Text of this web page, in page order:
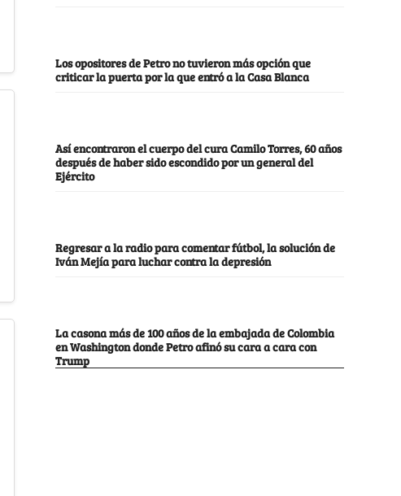
Los opositores de Petro no tuvieron más opción que
criticar la puerta por la que entró a la Casa Blanca
Así encontraron el cuerpo del cura Camilo Torres, 60 años
después de haber sido escondido por un general del
Ejército
Regresar a la radio para comentar fútbol, la solución de
Iván Mejía para luchar contra la depresión
La casona más de 100 años de la embajada de Colombia
en Washington donde Petro afinó su cara a cara con
Trump